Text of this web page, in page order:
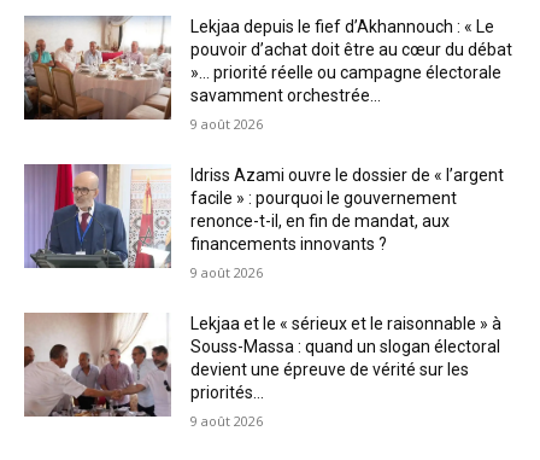
Lekjaa depuis le fief d’Akhannouch : « Le
pouvoir d’achat doit être au cœur du débat
»… priorité réelle ou campagne électorale
savamment orchestrée...
9 août 2026
Idriss Azami ouvre le dossier de « l’argent
facile » : pourquoi le gouvernement
renonce-t-il, en fin de mandat, aux
financements innovants ?
9 août 2026
Lekjaa et le « sérieux et le raisonnable » à
Souss-Massa : quand un slogan électoral
devient une épreuve de vérité sur les
priorités...
9 août 2026